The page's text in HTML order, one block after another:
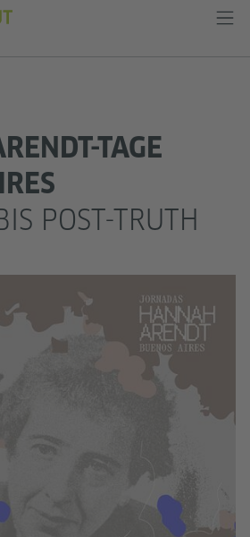
TAGE
POST-TRUTH